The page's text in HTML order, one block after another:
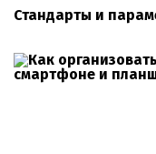
Стандарты и